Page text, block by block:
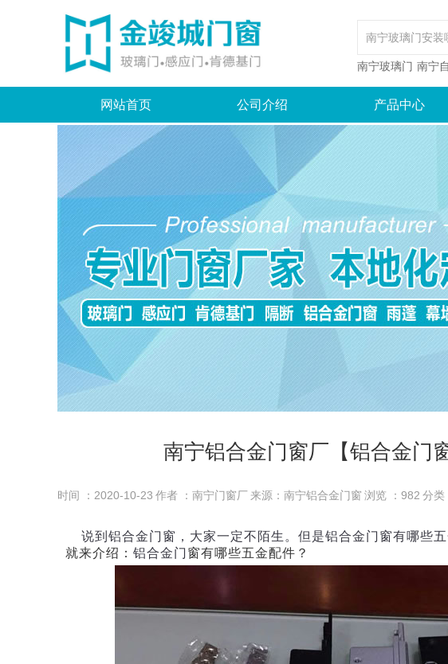
网站首页 公司介绍 产品中心
南宁玻璃门 南宁
南宁铝合金门窗厂【铝合金门
时间 ：2020-10-23 作者 ：南宁门窗厂 来源：南宁铝合金门窗 浏览 ： 982 分类
说到铝合金门窗，大家一定不陌生。但是铝合金门窗有哪些
就来介绍： 铝合金门 窗有哪些五金配件？